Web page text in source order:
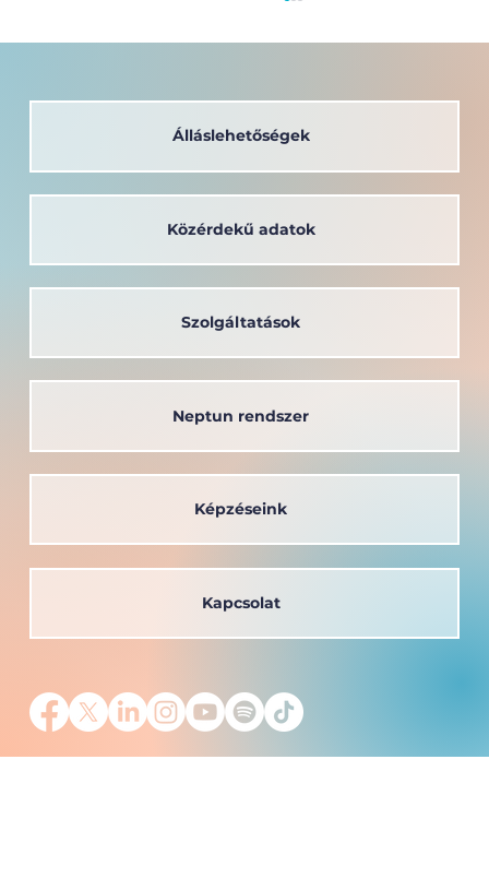
Álláslehetőségek
Neptun rendszer
Szolgáltatások
Kapcsolat
Közérdekű adatok
Képzéseink